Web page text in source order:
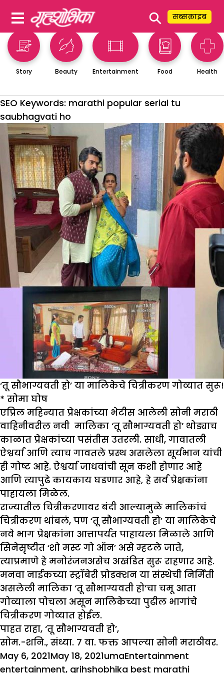
⚲ सब्सक्राइब
Story Beauty Entertainment Food Health
SEO Keywords: marathi popular serial tu
saubhagvati ho
‘तू सौभाग्यवती हो’ या मालिकेचे चित्रीकरण गोव्यात सुरू!
* सोमा घोष
एप्रिल महिन्यात प्रेक्षकांच्या भेटीस आलेली सोनी मराठी
वाहिनीवरील नवी मालिका ‘तू सौभाग्यवती हो’ थोड्याच
काळात प्रेक्षकांच्या पसंतीस उतरली. साधी, गावातली
ऐश्वर्या आणि त्याच गावतले प्रस्थ असलेला सूर्यभान यांची
ही गोष्ट आहे. ऐश्वर्या जाधवांची सून कशी होणार आहे
आणि त्यापुढे कायकाय घडणार आहे, हे सर्व प्रेक्षकांना
पाहायला मिळेल.
राज्यातील चित्रीकरणावर बंदी आल्यामुळे मालिकांचं
चित्रीकरण थांबलं, पण ‘तू सौभाग्यवती हो’ या मालिकेचे
नवे भाग प्रेक्षकांना आत्तापर्यंत पाहायला मिळाले आणि
सिनेसृष्टीत ‘शो मस्ट गो ऑन’ असे म्हटले जाते,
त्याप्रमाणे हे मनोरंजनअसेच अखंडित सुरू राहणार आहे.
मनवा नाईकच्या स्ट्रॉबेरी प्रोडक्शन या संस्थेची निर्मिती
असलेली मालिका ‘तू सौभाग्यवती हो’चा चमू आता
गोव्याला पोचला असून मालिकेच्या पुढील भागांचे
चित्रीकरण गोव्यात होईल.
पाहत राहा, ‘तू सौभाग्यवती हो’,
सोम.-शनि., संध्या. ७ वा. फक्त आपल्या सोनी मराठीवर.
Posted
on
May 6, 2021May 18, 2021Author
umaCategories
Entertainment
entertainment, grihshobhika best marathi